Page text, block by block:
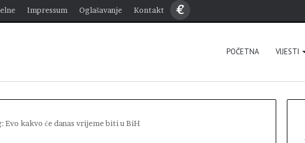
Impressum Oglašavanje Kontakt €
POČETNA VIJESTI
kakvo će danas vrijeme biti u BiH